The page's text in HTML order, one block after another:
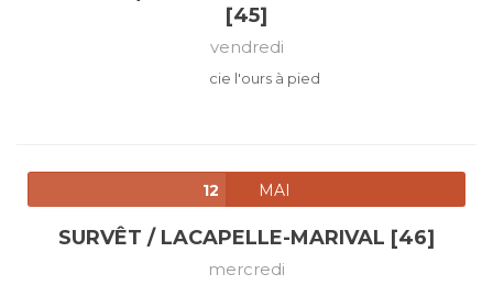
[45]
vendredi
cie l'ours à pied
12 MAI
SURVÊT / LACAPELLE-MARIVAL [46]
mercredi